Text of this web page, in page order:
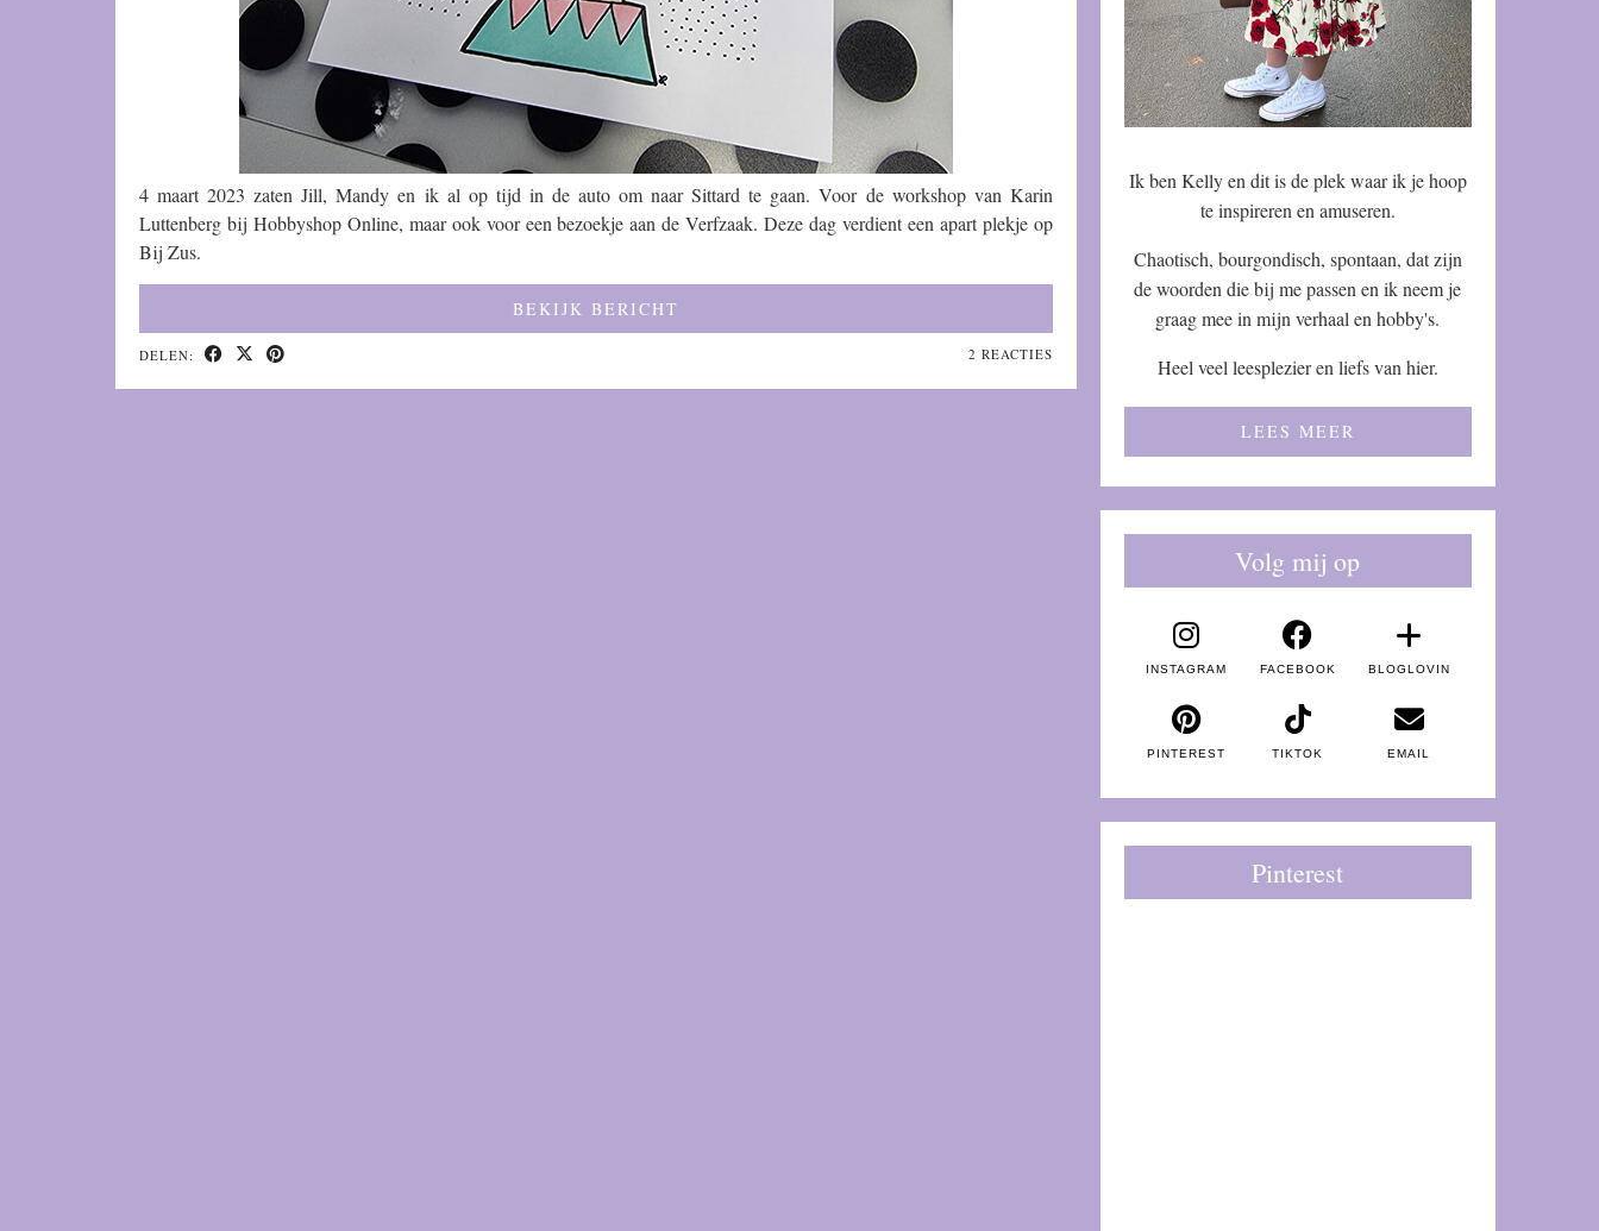
4 maart 2023 zaten Jill, Mandy en ik al op tijd in de auto om naar Sittard te gaan. Voor de workshop van Karin
Luttenberg bij Hobbyshop Online, maar ook voor een bezoekje aan de Verfzaak. Deze dag verdient een apart plekje op
Bij Zus.
BEKIJK BERICHT
DELEN: 2 REACTIES
Ik ben Kelly en dit is de plek waar ik je hoop
te inspireren en amuseren.
Chaotisch, bourgondisch, spontaan, dat zijn
de woorden die bij me passen en ik neem je
graag mee in mijn verhaal en hobby's.
Heel veel leesplezier en liefs van hier.
LEES MEER
Volg mij op
INSTAGRAM FACEBOOK BLOGLOVIN
PINTEREST TIKTOK EMAIL
Pinterest